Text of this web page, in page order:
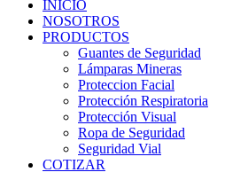
INICIO
NOSOTROS
PRODUCTOS
Guantes de Seguridad
Lámparas Mineras
Proteccion Facial
Protección Respiratoria
Protección Visual
Ropa de Seguridad
Seguridad Vial
COTIZAR